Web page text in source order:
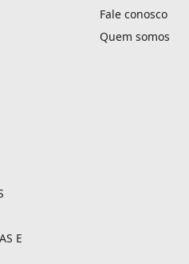
E
Fale conosco
Quem somos